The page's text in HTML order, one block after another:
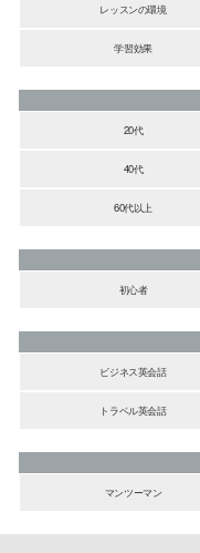
レッスンの環境
学習効果
20代
40代
60代以上
初心者
ビジネス英会話
トラベル英会話
マンツーマン